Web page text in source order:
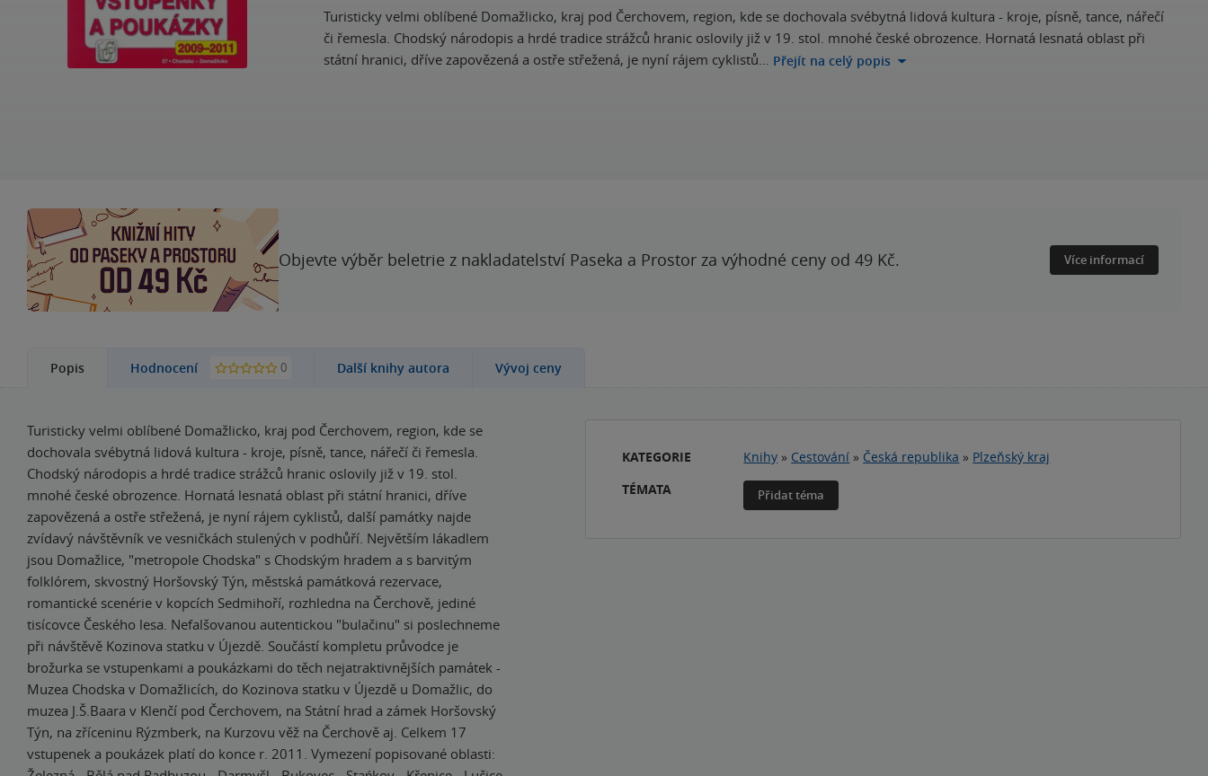
Turisticky velmi oblíbené Domažlicko, kraj pod Čerchovem, region, kde se dochovala svébytná lidová kultura - kroje, písně, tance, nářečí
či řemesla. Chodský národopis a hrdé tradice strážců hranic oslovily již v 19. stol. mnohé české obrozence. Hornatá lesnatá oblast při
státní hranici, dříve zapovězená a ostře střežená, je nyní rájem cyklistů… Přejít na celý popis
Objevte výběr beletrie z nakladatelství Paseka a Prostor za výhodné ceny od 49 Kč. Více informací
Popis Hodnocení 0 Další knihy autora Vývoj ceny
Turisticky velmi oblíbené Domažlicko, kraj pod Čerchovem, region, kde se
dochovala svébytná lidová kultura - kroje, písně, tance, nářečí či řemesla.
Chodský národopis a hrdé tradice strážců hranic oslovily již v 19. stol.
mnohé české obrozence. Hornatá lesnatá oblast při státní hranici, dříve
zapovězená a ostře střežená, je nyní rájem cyklistů, další památky najde
zvídavý návštěvník ve vesničkách stulených v podhůří. Největším lákadlem
jsou Domažlice, "metropole Chodska" s Chodským hradem a s barvitým
folklórem, skvostný Horšovský Týn, městská památková rezervace,
romantické scenérie v kopcích Sedmihoří, rozhledna na Čerchově, jediné
tisícovce Českého lesa. Nefalšovanou autentickou "bulačinu" si poslechneme
při návštěvě Kozinova statku v Újezdě. Součástí kompletu průvodce je
brožurka se vstupenkami a poukázkami do těch nejatraktivnějších památek -
Muzea Chodska v Domažlicích, do Kozinova statku v Újezdě u Domažlic, do
muzea J.Š.Baara v Klenčí pod Čerchovem, na Státní hrad a zámek Horšovský
Týn, na zříceninu Rýzmberk, na Kurzovu věž na Čerchově aj. Celkem 17
vstupenek a poukázek platí do konce r. 2011. Vymezení popisované oblasti:
KATEGORIE Knihy » Cestování » Česká republika » Plzeňský kraj
TÉMATA
Přidat téma